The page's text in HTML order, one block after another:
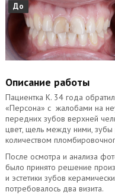
До
Описание работы
Пациентка К. 34 года
«Персона» с жалобами на
передних зубов верхней
цвет, щель между ними,
количеством
После осмотра и анализа
было принято решение
и эстетики зубов
потребовалось два визита.